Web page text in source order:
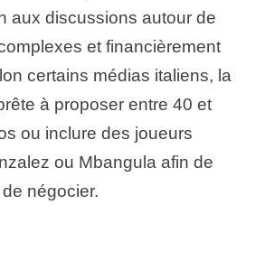
aux discussions autour de
et financièrement
certains médias italiens, la
à proposer entre 40 et
ou inclure des joueurs
ou Mbangula afin de
négocier.